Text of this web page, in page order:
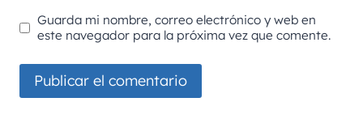
Guarda mi nombre, correo electrónico y web en
este navegador para la próxima vez que comente.